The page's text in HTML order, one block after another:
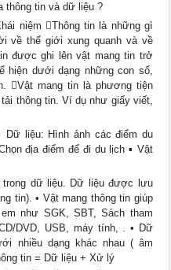
thông tin và dữ liệu ?
niệm Thông tin là những gì
về thế giới xung quanh và về
được ghi lên vật mang tin trở
hiện dưới dạng những con số,
Vật mang tin là phương tiện
thông tin. Ví dụ như giấy viết,
Dữ liệu: Hình ảnh các điểm du
địa điểm để đi du lịch ▪ Vật
dữ liệu. Dữ liệu được lưu
tin). • Vật mang thông tin giúp
như SGK, SBT, Sách tham
DVD, USB, máy tính, . • Dữ
nhiều dạng khác nhau ( âm
tin = Dữ liệu + Xử lý